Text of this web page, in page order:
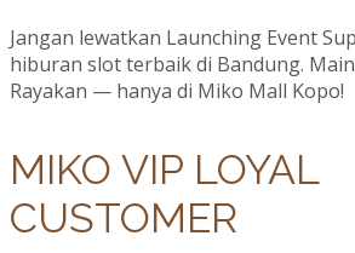
Jangan lewatkan Launching Event
hiburan slot terbaik di Bandung.
Rayakan — hanya di Miko Mall Kopo!
MIKO VIP LOYAL
CUSTOMER